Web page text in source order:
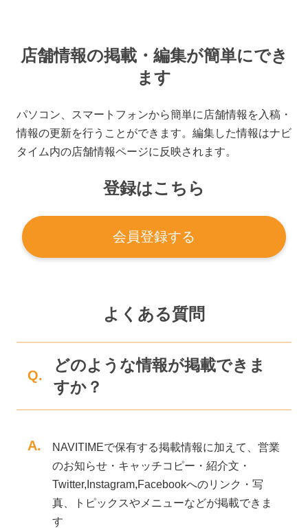
店舗情報の掲載・編集が簡単にでき
ます
パソコン、スマートフォンから簡単に店舗情報を入稿・
情報の更新を行うことができます。編集した情報はナビ
タイム内の店舗情報ページに反映されます。
登録はこちら
会員登録する
よくある質問
Q.
どのような情報が掲載できま
すか？
A.
NAVITIMEで保有する掲載情報に加えて、営業
のお知らせ・キャッチコピー・紹介文・
Twitter,Instagram,Facebookへのリンク・写
真、トピックスやメニューなどが掲載できま
す